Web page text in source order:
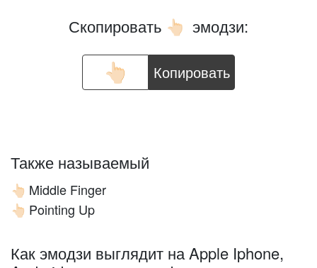
Скопировать 👆🏻 эмодзи:
Копировать
Также называемый
👆🏻 Middle Finger
👆🏻 Pointing Up
Как эмодзи выглядит на Apple Iphone,